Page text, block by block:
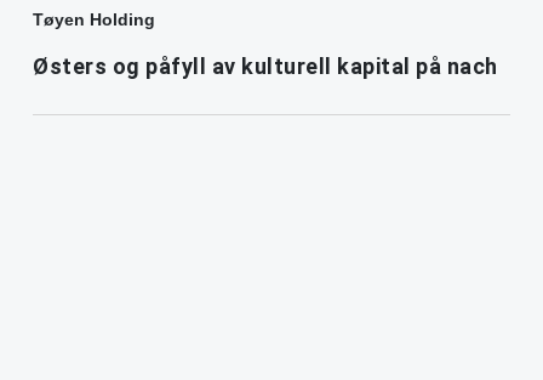
Tøyen Holding
Østers og påfyll av kulturell kapital på nach